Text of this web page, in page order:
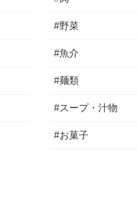
#野菜
#魚介
#麺類
#スープ・汁物
#お菓子